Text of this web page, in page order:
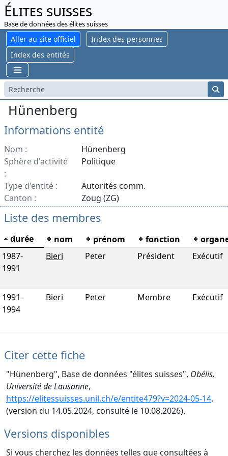
Élites suisses
Base de données des élites suisses
Aller au site officiel
Index des personnes
Index des entités
Hünenberg
Informations entité
Nom :
Hünenberg
Sphère d'activité
:
Politique
Type d'entité :
Autorités comm.
Canton :
Zoug (ZG)
Liste des membres
durée nom prénom fonction
1987-
1991
Bieri Peter Président Exécutif
1991-
1994
Bieri Peter Membre Exécutif
Citer cette fiche
"Hünenberg", Base de données "élites suisses", Obélis,
Université de Lausanne,
https://elitessuisses.unil.ch/e/entite479?v=2024-05-14.
(version du 14.05.2024, consulté le 10.08.2026).
Versions disponibles
Si vous cherchez les données telles que consultées à